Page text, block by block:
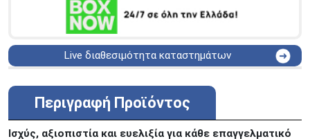
Live διαθεσιμότητα καταστημάτων
ΑΘΗΝΑ
Στουρνάρη 27
ΠΕΡΙΣΤΕΡΙ
Μαυρομιχάλη 1 και Ακτή
Περιγραφή Προϊόντος
Ισχύς, αξιοπιστία και ευελιξία για κάθε επαγγελματικό